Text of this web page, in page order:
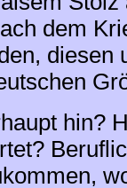
dem
diesen
hin?